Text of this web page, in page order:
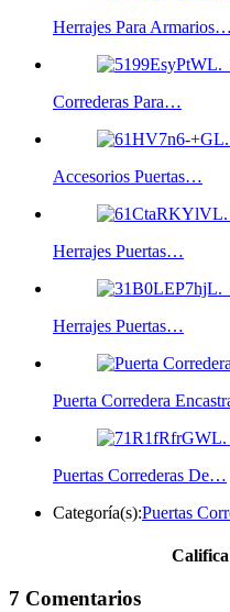
Herrajes Para Armarios…
Correderas Para…
Accesorios Puertas…
Herrajes Puertas…
Herrajes Puertas…
Puerta Corredera
Puertas Correderas De…
Categoría(s):Puertas
7 Comentarios